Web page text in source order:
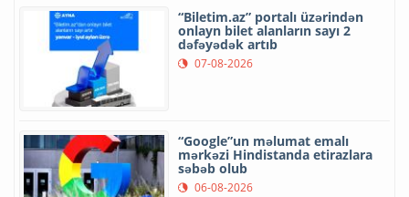
“Biletim.az” portalı üzərindən
onlayn bilet alanların sayı 2
dəfəyədək artıb
07-08-2026
“Google”un məlumat emalı
mərkəzi Hindistanda etirazlara
səbəb olub
06-08-2026